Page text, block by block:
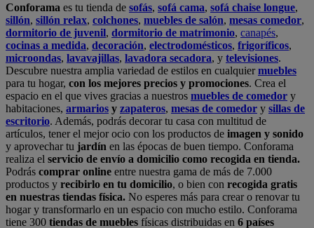
Conforama es tu tienda de sofás, sofá cama, sofá chaise longue,
sillón, sillón relax, colchones, muebles de salón, mesas comedor,
dormitorio de juvenil, dormitorio de matrimonio, canapés,
cocinas a medida, decoración, electrodomésticos, frigoríficos,
microondas, lavavajillas, lavadora secadora, y televisiones.
Descubre nuestra amplia variedad de estilos en cualquiermuebles
para tu hogar, con los mejores precios y promociones. Crea el
espacio en el que vives gracias a nuestros muebles de comedor y
habitaciones, armarios y zapateros, mesas de comedor y sillas de
escritorio. Además, podrás decorar tu casa con multitud de
artículos, tener el mejor ocio con los productos de imagen y sonido
y aprovechar tu jardín en las épocas de buen tiempo. Conforama
realiza el servicio de envío a domicilio como recogida en tienda.
Podrás comprar online entre nuestra gama de más de 7.000
productos y recibirlo en tu domicilio, o bien con recogida gratis
en nuestras tiendas física. No esperes más para crear o renovar tu
hogar y transformarlo en un espacio con mucho estilo. Conforama
tiene 300 tiendas de muebles físicas distribuidas en 6 países